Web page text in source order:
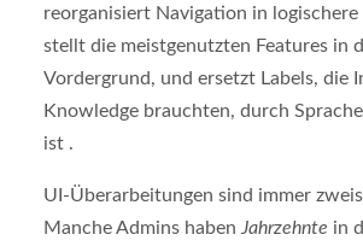
reorganisiert Navigation in logischere
stellt die meistgenutzten Features in
Vordergrund, und ersetzt Labels, die
Knowledge brauchten, durch
ist .
UI-Überarbeitungen sind immer
Manche Admins habenJahrzehnte in